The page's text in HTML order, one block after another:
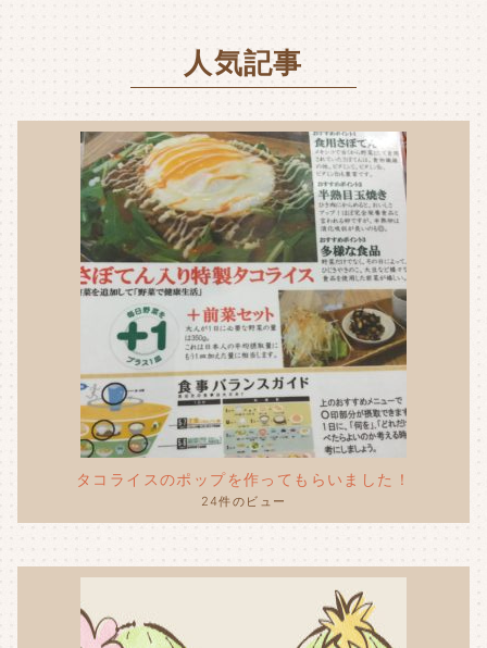
人気記事
タコライスのポップを作ってもらいました！
24件のビュー